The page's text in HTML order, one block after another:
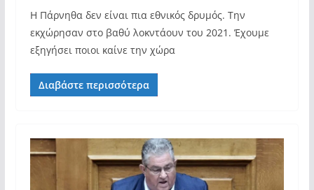
Η Πάρνηθα δεν είναι πια εθνικός δρυμός. Την
εκχώρησαν στο βαθύ λοκντάουν του 2021. Έχουμε
εξηγήσει ποιοι καίνε την χώρα
Διαβάστε περισσότερα